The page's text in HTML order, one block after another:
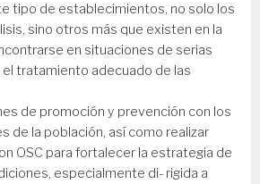
tipo de establecimientos, no solo los
sino otros más que existen en la
en situaciones de serias
el tratamiento adecuado de las
de promoción y prevención con los
de la población, así como realizar
OSC para fortalecer la estrategia de
especialmente di- rigida a